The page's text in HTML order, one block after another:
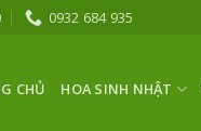
0932 684 935
CHỦ HOA SINH NHẬT